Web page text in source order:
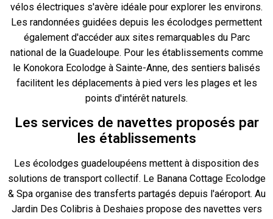
vélos électriques s'avère idéale pour explorer les environs.
Les randonnées guidées depuis les écolodges permettent
également d'accéder aux sites remarquables du Parc
national de la Guadeloupe. Pour les établissements comme
le Konokora Ecolodge à Sainte-Anne, des sentiers balisés
facilitent les déplacements à pied vers les plages et les
points d'intérêt naturels.
Les services de navettes proposés par
les établissements
Les écolodges guadeloupéens mettent à disposition des
solutions de transport collectif. Le Banana Cottage Ecolodge
& Spa organise des transferts partagés depuis l'aéroport. Au
Jardin Des Colibris à Deshaies propose des navettes vers